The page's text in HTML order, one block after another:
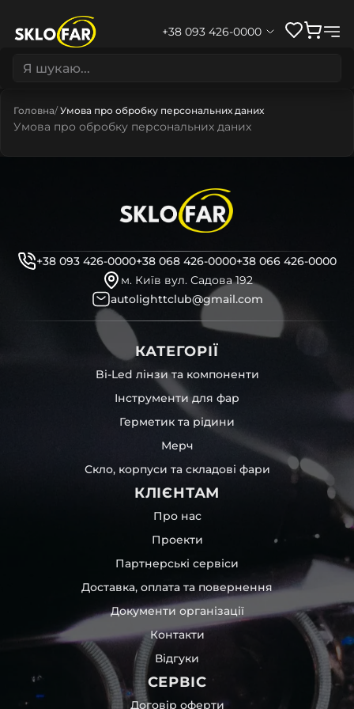
+38 093 426-0000
Головна Умова про обробку персональних даних
Умова про обробку персональних даних
+38 093 426-0000+38 068 426-0000+38 066 426-0000
м. Київ вул. Садова 192
autolighttclub@gmail.com
КАТЕГОРІЇ
Bi-Led лінзи та компоненти
Інструменти для фар
Герметик та рідини
Мерч
Скло, корпуси та складові фари
КЛІЄНТАМ
Про нас
Проекти
Партнерські сервіси
Доставка, оплата та повернення
Документи організації
Контакти
Відгуки
СЕРВІС
Договір оферти